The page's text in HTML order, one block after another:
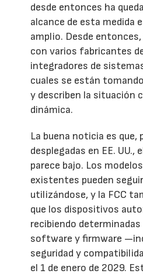
desde entonces ha
alcance de esta medida
amplio. Desde
con varios fabricantes
integradores de
cuales se están
y describen la situación
dinámica.
La buena noticia es que,
desplegadas en EE. UU.,
parece bajo. Los
existentes pueden
utilizándose, y la FCC
que los dispositivos
recibiendo
software y firmware
seguridad y
el 1 de enero de 2029.